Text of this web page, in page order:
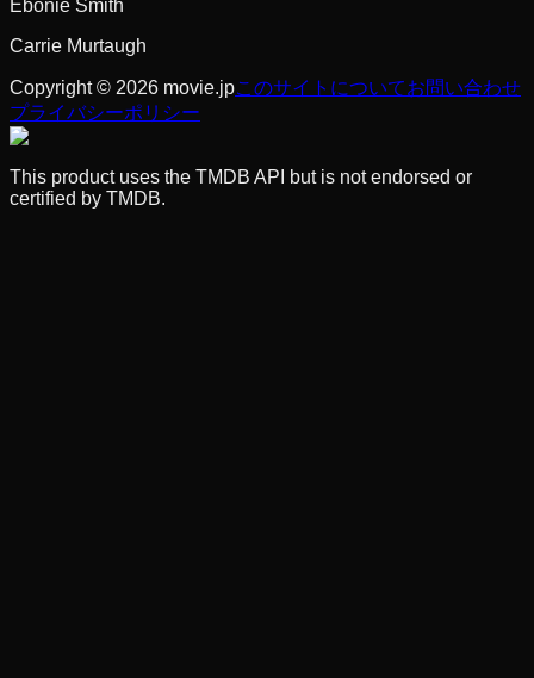
Ebonie Smith
Carrie Murtaugh
Copyright © 2026 movie.jpこのサイトについてお問い合わせ
プライバシーポリシー
This product uses the TMDB API but is not endorsed or
certified by TMDB.